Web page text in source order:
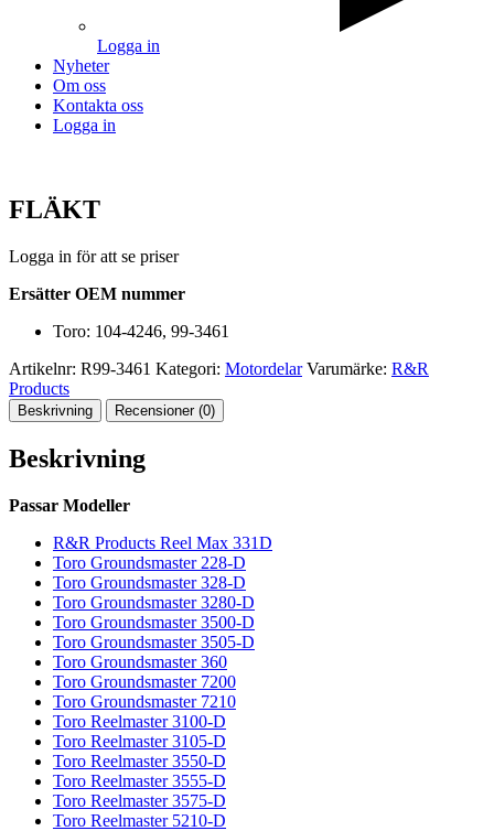
Logga in
Nyheter
Om oss
Kontakta oss
Logga in
FLÄKT
Logga in för att se priser
Ersätter OEM nummer
Toro: 104-4246, 99-3461
Artikelnr: R99-3461 Kategori: Motordelar Varumärke: R&R
Products
Beskrivning Recensioner (0)
Beskrivning
Passar Modeller
R&R Products Reel Max 331D
Toro Groundsmaster 228-D
Toro Groundsmaster 328-D
Toro Groundsmaster 3280-D
Toro Groundsmaster 3500-D
Toro Groundsmaster 3505-D
Toro Groundsmaster 360
Toro Groundsmaster 7200
Toro Groundsmaster 7210
Toro Reelmaster 3100-D
Toro Reelmaster 3105-D
Toro Reelmaster 3550-D
Toro Reelmaster 3555-D
Toro Reelmaster 3575-D
Toro Reelmaster 5210-D